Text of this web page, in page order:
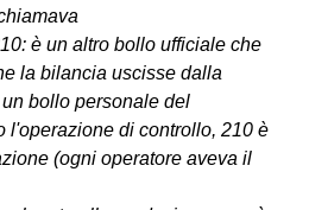
è un altro bollo ufficiale che
la bilancia uscisse dalla
bollo personale del
l'operazione di controllo, 210 è
(ogni operatore aveva il